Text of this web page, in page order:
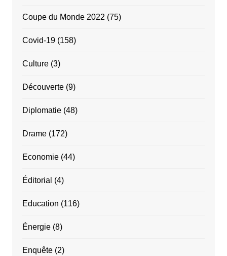
Coupe du Monde 2022 (75)
Covid-19(158)
Culture(3)
Découverte(9)
Diplomatie(48)
Drame(172)
Economie(44)
Éditorial (4)
Education (116)
Énergie(8)
Enquête(2)